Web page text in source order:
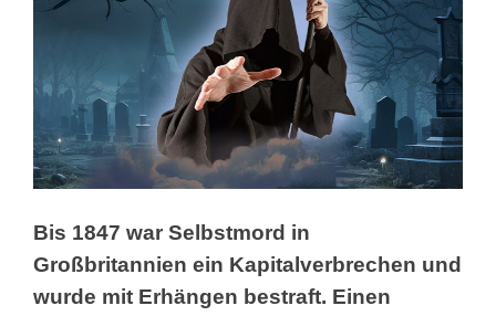
Bis 1847 war Selbstmord in
Großbritannien ein Kapitalverbrechen und
wurde mit Erhängen bestraft. Einen